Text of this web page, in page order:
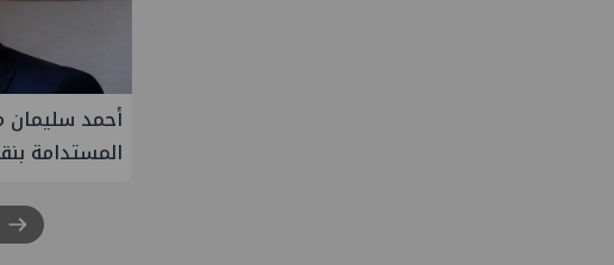
أحمد سليمان مقررًا للجنة التنمية
المستدامة بنقابة المهندسين